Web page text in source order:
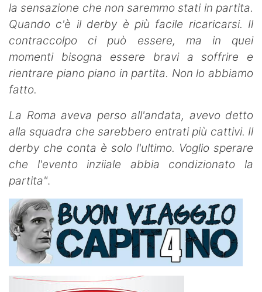
la sensazione che non saremmo stati in partita.
Quando c'è il derby è più facile ricaricarsi. Il
contraccolpo ci può essere, ma in quei
momenti bisogna essere bravi a soffrire e
rientrare piano piano in partita. Non lo abbiamo
fatto.
La Roma aveva perso all'andata, avevo detto
alla squadra che sarebbero entrati più cattivi. Il
derby che conta è solo l'ultimo. Voglio sperare
che l'evento inziiale abbia condizionato la
partita".